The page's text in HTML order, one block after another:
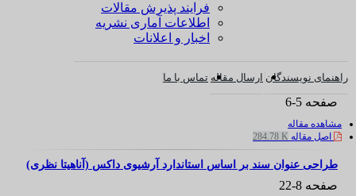
فرایند پذیرش مقالات
اطلاعات آماری نشریه
اخبار و اعلانات
راهنمای نویسندگان ارسال مقاله تماس با ما
صفحه 5-6
مشاهده مقاله
اصل مقاله 284.78 K
طراحی عنوان سند بر اساس استاندارد آرشیوی داکس (آناهیتا نظری)
صفحه 8-22